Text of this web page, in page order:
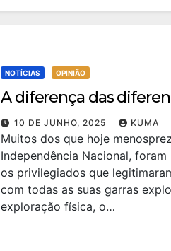
NOTÍCIAS OPINIÃO
A diferença das
10 DE JUNHO, 2025 KUMA
Muitos dos que hoje
Independência Nacional,
os privilegiados que
com todas as suas garras
exploração física, o…